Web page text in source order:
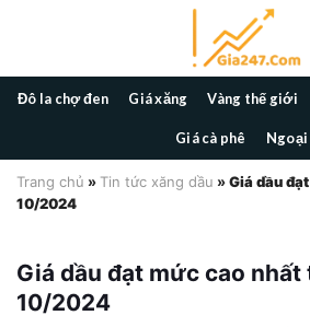
Đô la chợ đen Giá xăng Vàng thế giới
Giá cà phê
Trang chủ » Tin tức xăng dầu »Giá dầu
10/2024
Giá dầu đạt mức cao
10/2024